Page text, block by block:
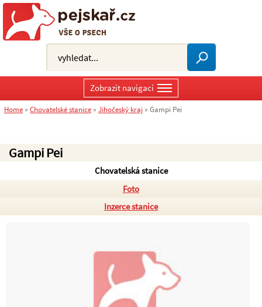
Gampi Pei
Chovatelská stanice
Foto
Inzerce stanice
Zobrazit navigaci
Home » Chovatelské stanice » Jihočeský kraj » Gampi Pei